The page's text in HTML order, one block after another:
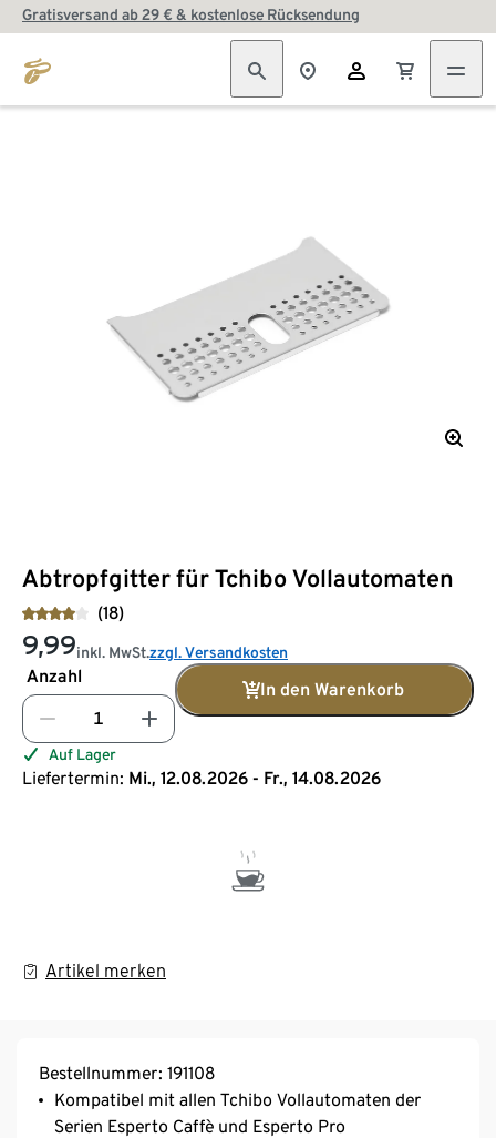
Gratisversand ab 29 € & kostenlose Rücksendung
Abtropfgitter für Tchibo Vollautomaten
(18)
9,99inkl. MwSt.zzgl. Versandkosten
Anzahl
In den Warenkorb
Auf Lager
Liefertermin: Mi., 12.08.2026 - Fr., 14.08.2026
Artikel merken
Bestellnummer: 191108
Kompatibel mit allen Tchibo Vollautomaten der
Serien Esperto Caffè und Esperto Pro